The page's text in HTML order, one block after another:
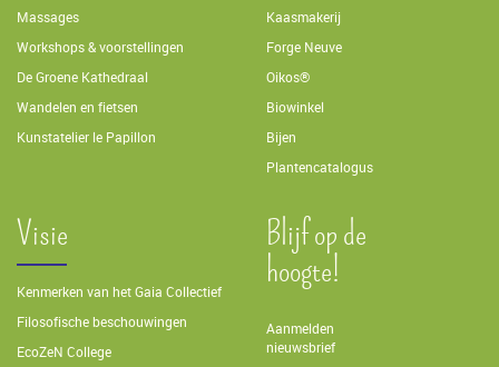
Massages
Workshops & voorstellingen
De Groene Kathedraal
Wandelen en fietsen
Kunstatelier le Papillon
Kaasmakerij
Forge Neuve
Oikos®
Biowinkel
Bijen
Plantencatalogus
Visie
Kenmerken van het Gaia Collectief
Filosofische beschouwingen
EcoZeN College
Blijf op de
hoogte!
Aanmelden
nieuwsbrief